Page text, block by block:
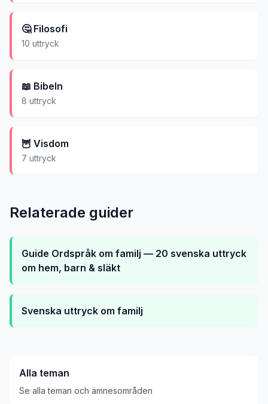
🤔 Filosofi
10 uttryck
📖 Bibeln
8 uttryck
🦉 Visdom
7 uttryck
Relaterade guider
Guide Ordspråk om familj — 20 svenska uttryck
om hem, barn & släkt
Svenska uttryck om familj
Alla teman
Se alla teman och ämnesområden